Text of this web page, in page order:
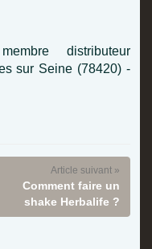
distributeur
sur Seine (78420) -
Article suivant »
Comment faire un
shake Herbalife ?